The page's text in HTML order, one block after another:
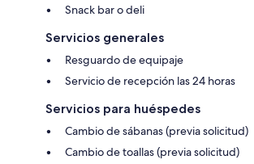
Snack bar o deli
Servicios generales
Resguardo de equipaje
Servicio de recepción las 24 horas
Servicios para huéspedes
Cambio de sábanas (previa solicitud)
Cambio de toallas (previa solicitud)